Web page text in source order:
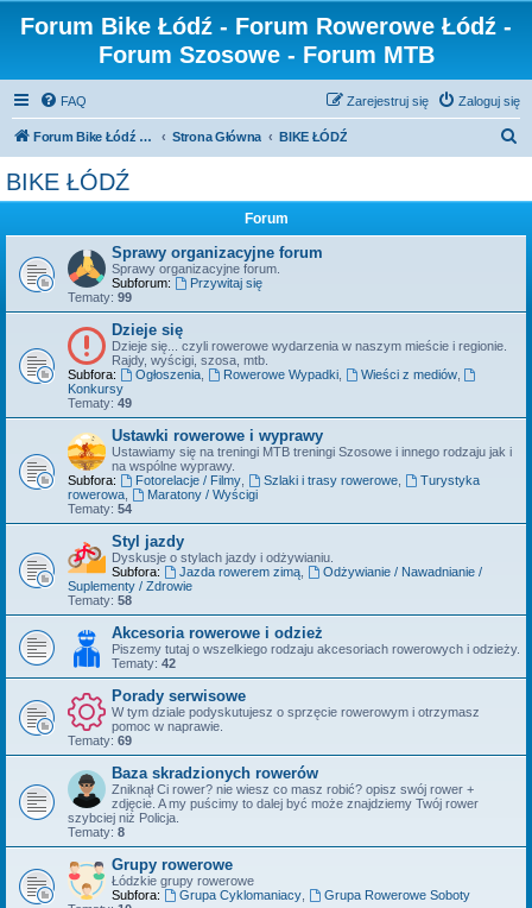
Forum Bike Łódź - Forum Rowerowe Łódź -
Forum Szosowe - Forum MTB
FAQ Zaloguj się
Zarejestruj się
Forum Bike Łódź - Forum Rowerowe Łódź - Forum Szosowe - Forum MTB Strona Główna BIKE ŁÓDŹ
BIKE ŁÓDŹ
Forum
Sprawy organizacyjne forum
Sprawy organizacyjne forum.
Subforum:
Przywitaj się
Tematy: 99
Dzieje się
Dzieje się... czyli rowerowe wydarzenia w naszym mieście i regionie.
Rajdy, wyścigi, szosa, mtb.
Subfora:
Ogłoszenia, Rowerowe Wypadki, Wieści z mediów,
Konkursy
Tematy: 49
Ustawki rowerowe i wyprawy
Ustawiamy się na treningi MTB treningi Szosowe i innego rodzaju jak i
na wspólne wyprawy.
Subfora:
Fotorelacje / Filmy, Szlaki i trasy rowerowe,
Turystyka
rowerowa
Maratony / Wyścigi
Tematy: 54
Styl jazdy
Dyskusje o stylach jazdy i odżywianiu.
Subfora:
Jazda rowerem zimą,
Odżywianie / Nawadnianie /
Suplementy / Zdrowie
Tematy: 58
Akcesoria rowerowe i odzież
Piszemy tutaj o wszelkiego rodzaju akcesoriach rowerowych i odzieży.
Tematy: 42
Porady serwisowe
W tym dziale podyskutujesz o sprzęcie rowerowym i otrzymasz
pomoc w naprawie.
Tematy: 69
Baza skradzionych rowerów
Zniknął Ci rower? nie wiesz co masz robić? opisz swój rower +
zdjęcie. A my puścimy to dalej być może znajdziemy Twój rower
szybciej niż Policja.
Tematy: 8
Grupy rowerowe
Łódzkie grupy rowerowe
Subfora:
Grupa Cyklomaniacy,
Grupa Rowerowe Soboty